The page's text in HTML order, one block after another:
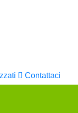
Contattaci